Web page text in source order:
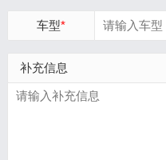
车型*
补充信息